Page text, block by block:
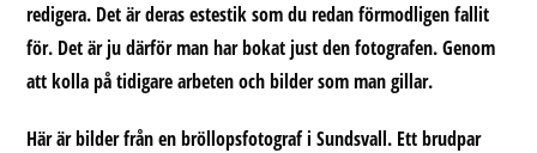
redigera. Det är deras estestik som du redan förmodligen fallit
för. Det är ju därför man har bokat just den fotografen. Genom
att kolla på tidigare arbeten och bilder som man gillar.
Här är bilder från en bröllopsfotograf i Sundsvall. Ett brudpar